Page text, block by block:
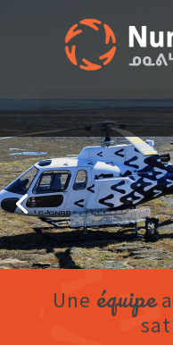
Une équipe